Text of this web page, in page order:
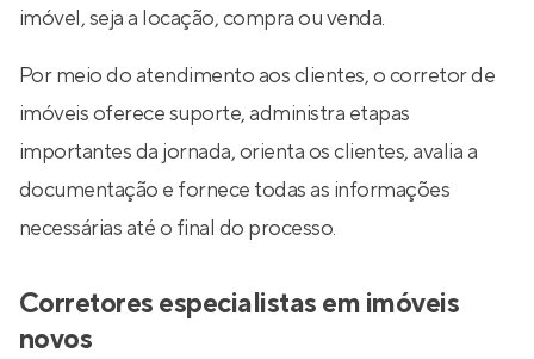
imóvel, seja a locação, compra ou venda.
Por meio do atendimento aos clientes, o corretor de
imóveis oferece suporte, administra etapas
importantes da jornada, orienta os clientes, avalia a
documentação e fornece todas as informações
necessárias até o final do processo.
Corretores especialistas em imóveis
novos